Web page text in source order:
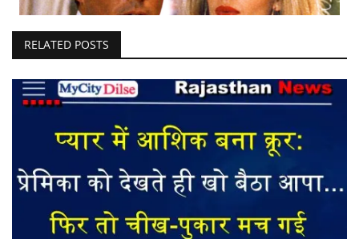
RELATED POSTS